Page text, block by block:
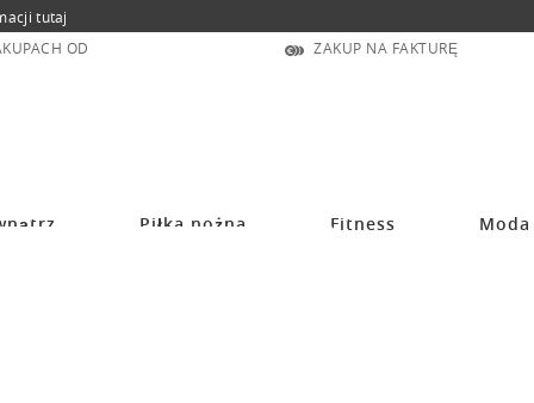
tutaj
OD
ZAKUP NA FAKTURĘ
Piłka nożna Fitness Moda